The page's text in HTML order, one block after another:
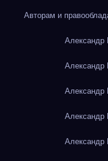
Авторам и
Александр
Александр
Александр
Александр
Александр